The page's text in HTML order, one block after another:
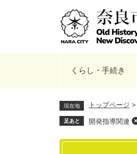
くらし・手続き
現在地 トップページ >
足あと 開発指導関連
本